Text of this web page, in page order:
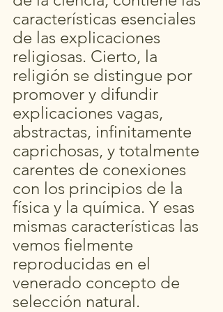
características esenciales
de las explicaciones
religiosas. Cierto, la
religión se distingue por
promover y difundir
explicaciones vagas,
abstractas, infinitamente
caprichosas, y totalmente
carentes de conexiones
con los principios de la
física y la química. Y esas
mismas características las
vemos fielmente
reproducidas en el
venerado concepto de
selección natural.